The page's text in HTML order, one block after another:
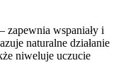
– zapewnia wspaniały i
naturalne działanie
niweluje uczucie